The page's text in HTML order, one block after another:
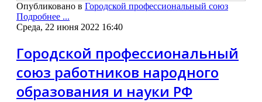
Опубликовано в Городской профессиональный союз
Подробнее ...
Среда, 22 июня 2022 16:40
Городской профессиональный
союз работников народного
образования и науки РФ